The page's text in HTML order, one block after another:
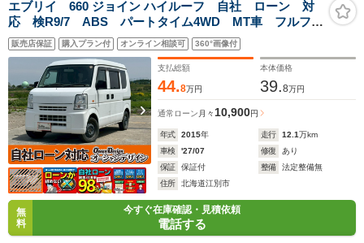
エブリイ 660 ジョイン ハイルーフ 自社 ローン 対
応 検R9/7 ABS パートタイム4WD MT車 フルフラ
ットシート 両側スライドドア スペリアホワイト 全
国 対応
販売店保証 購入プラン付 オンライン相談可 360°画像付
支払総額
44.8万円
本体価格
39.8万円
通常ローン 月々10,900円
年式 2015年 走行 12.1万km
車検
'27/07 修復
あり
保証
保証付 整備
法定整備無
住所
北海道江別市
無
料
今すぐ在庫確認・見積依頼
電話する